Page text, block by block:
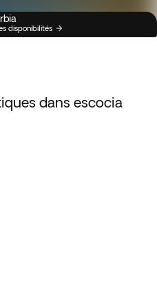
disponibilités
dans escocia